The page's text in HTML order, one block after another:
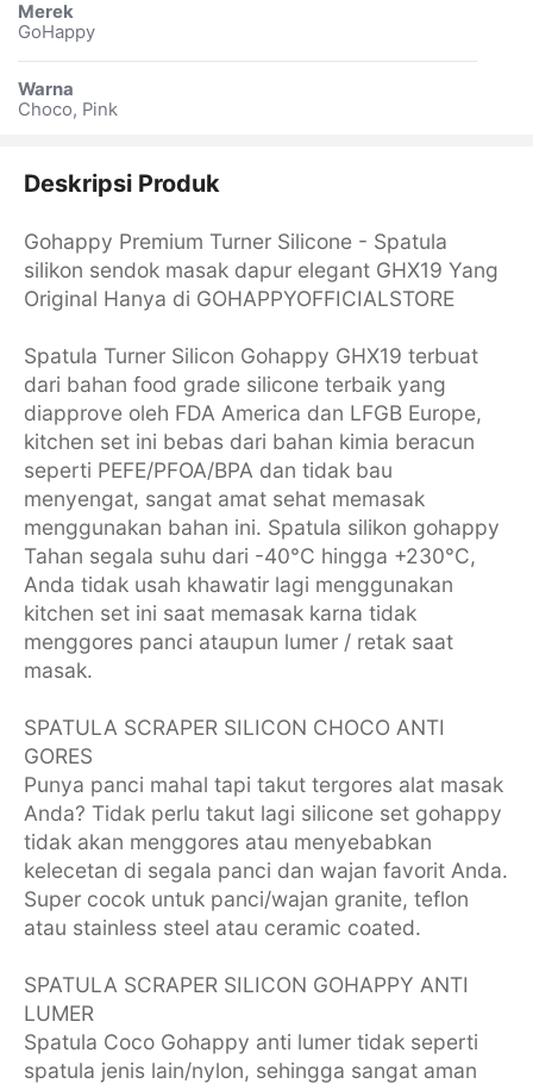
Merek
GoHappy
Warna
Choco, Pink
Deskripsi Produk
Gohappy Premium Turner Silicone - Spatula
silikon sendok masak dapur elegant GHX19 Yang
Original Hanya di GOHAPPYOFFICIALSTORE
Spatula Turner Silicon Gohappy GHX19 terbuat
dari bahan food grade silicone terbaik yang
diapprove oleh FDA America dan LFGB Europe,
kitchen set ini bebas dari bahan kimia beracun
seperti PEFE/PFOA/BPA dan tidak bau
menyengat, sangat amat sehat memasak
menggunakan bahan ini. Spatula silikon gohappy
Tahan segala suhu dari -40°C hingga +230°C,
Anda tidak usah khawatir lagi menggunakan
kitchen set ini saat memasak karna tidak
menggores panci ataupun lumer / retak saat
masak.
SPATULA SCRAPER SILICON CHOCO ANTI
GORES
Punya panci mahal tapi takut tergores alat masak
Anda? Tidak perlu takut lagi silicone set gohappy
tidak akan menggores atau menyebabkan
kelecetan di segala panci dan wajan favorit Anda.
Super cocok untuk panci/wajan granite, teflon
atau stainless steel atau ceramic coated.
SPATULA SCRAPER SILICON GOHAPPY ANTI
LUMER
Spatula Coco Gohappy anti lumer tidak seperti
spatula jenis lain/nylon, sehingga sangat aman